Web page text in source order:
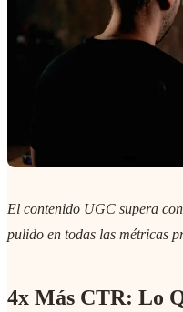
El contenido UGC supera
pulido en todas las métricas
4x Más CTR: Lo